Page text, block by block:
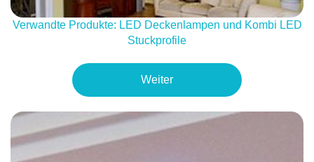
Verwandte Produkte: LED Deckenlampen und Kombi LED
Stuckprofile
Weiter